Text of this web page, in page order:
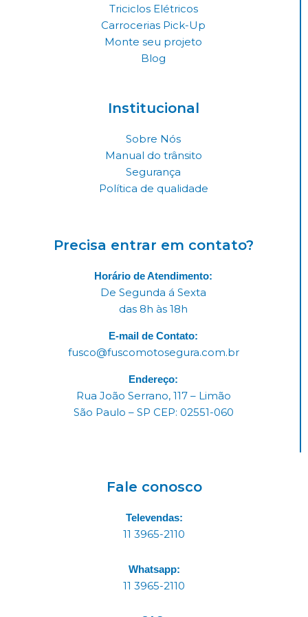
a
m
k
n
Triciclos Elétricos
Carrocerias Pick-Up
Monte seu projeto
Blog
Institucional
Sobre Nós
Manual do trânsito
Segurança
Política de qualidade
Precisa entrar em contato?
Horário de Atendimento:
De Segunda á Sexta
das 8h às 18h
E-mail de Contato:
fusco@fuscomotosegura.com.br
Endereço:
Rua João Serrano, 117 – Limão
São Paulo – SP CEP: 02551-060
Fale conosco
Televendas:
11 3965-2110
Whatsapp:
11 3965-2110